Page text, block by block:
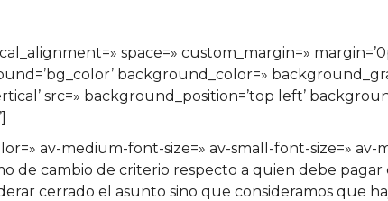
space=» custom_margin=»
background_color=»
src=» background_position=’top left’
av-medium-font-size=» av-small-font-size=» av-
de cambio de criterio respecto a quien debe
cerrado el asunto sino que consideramos que